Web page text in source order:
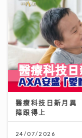
醫療科技日新月異
障跟得上
24/07/2026